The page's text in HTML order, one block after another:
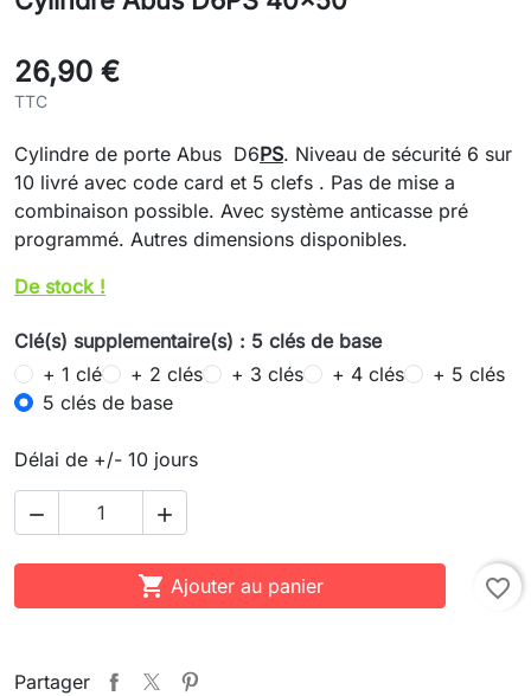
26,90 €
TTC
Cylindre de porte Abus D6PS. Niveau de sécurité 6 sur
10 livré avec code card et 5 clefs . Pas de mise a
combinaison possible. Avec système anticasse pré
programmé. Autres dimensions disponibles.
De stock !
Clé(s) supplementaire(s) : 5 clés de base
+ 1 clé
+ 2 clés + 3 clés + 4 clés
+ 5 clés
5 clés de base
Délai de +/- 10 jours
 
 Ajouter au panier favorite_border
Partager